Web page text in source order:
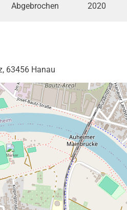
Abgebrochen 2020
63456 Hanau